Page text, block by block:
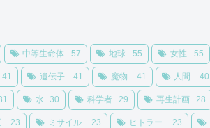
中等生命体 57 地球 55 女性 55
41 遺伝子 41 魔物 41 人間 40
水 30 科学者 29 再生計画 28
23 ミサイル 23 ヒトラー 23